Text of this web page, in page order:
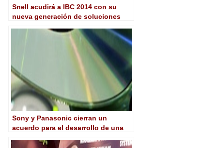
Snell acudirá a IBC 2014 con su
nueva generación de soluciones
totalmente configurable
Sony y Panasonic cierran un
acuerdo para el desarrollo de una